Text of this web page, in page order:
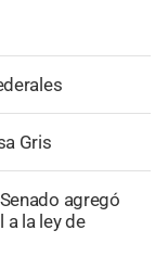
Gris
agregó
la ley de